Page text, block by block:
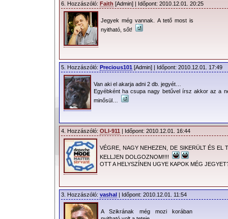
6. Hozzászóló: Faith [Admin] | Időpont: 2010.12.01. 20:25
Jegyek még vannak. A tető most is
nyitható, sőt!
5. Hozzászóló: Precious101 [Admin] | Időpont: 2010.12.01. 17:49
Van aki el akarja adni 2 db. jegyét…
Egyébként ha csupa nagy betűvel írsz akkor az a
minősül…
4. Hozzászóló: OLI-911 | Időpont: 2010.12.01. 16:44
VÉGRE, NAGY NEHEZEN, DE SIKERÜLT ÉS EL
KELLJEN DOLGOZNOM!!!!
OTT A HELYSZÍNEN UGYE KAPOK MÉG
3. Hozzászóló: vashal | Időpont: 2010.12.01. 11:54
A Szikrának még mozi korában